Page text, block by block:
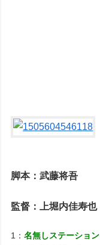
脚本：武藤将吾
監督：上堀内佳寿也
1：名無しステーション